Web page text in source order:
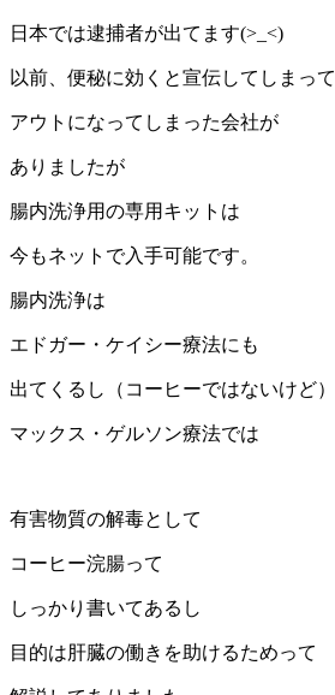
日本では逮捕者が出てます(>_<)
以前、便秘に効くと宣伝してしまって
アウトになってしまった会社が
ありましたが
腸内洗浄用の専用キットは
今もネットで入手可能です。
腸内洗浄は
エドガー・ケイシー療法にも
出てくるし（コーヒーではないけど）
マックス・ゲルソン療法では
有害物質の解毒として
コーヒー浣腸って
しっかり書いてあるし
目的は肝臓の働きを助けるためって